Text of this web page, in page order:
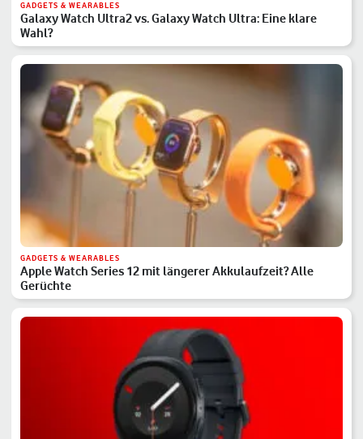
GADGETS & WEARABLES
Galaxy Watch Ultra2 vs. Galaxy Watch Ultra: Eine klare
Wahl?
GADGETS & WEARABLES
Apple Watch Series 12 mit längerer Akkulaufzeit? Alle
Gerüchte